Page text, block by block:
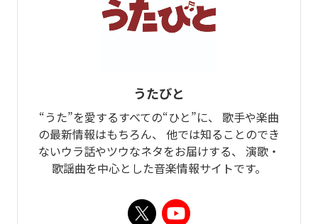
うたびと
“うた”を愛するすべての“ひと”に、 歌手や楽曲
の最新情報はもちろん、 他では知ることのでき
ないウラ話やツウなネタをお届けする、 演歌・
歌謡曲を中心とした音楽情報サイトです。